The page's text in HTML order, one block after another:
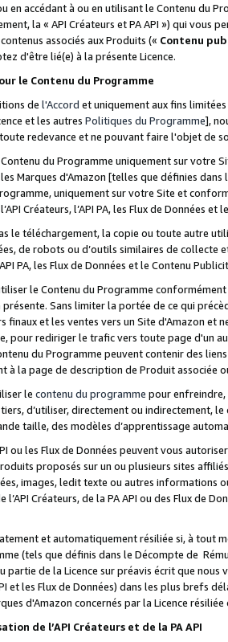
en accédant à ou en utilisant le Contenu du
la « API Créateurs et PA API ») qui vous
associés aux Produits (« Contenu
d'être lié(e) à la présente Licence.
le Contenu du Programme
de l'Accord et uniquement aux fins
et les autres Politiques du Programme],
redevance et ne pouvant faire l'objet de
du Programme uniquement sur votre
Marques d'Amazon [telles que définies dans
uniquement sur votre Site et
Créateurs, l’API PA, les Flux de Données
le téléchargement, la copie ou toute autre
de robots ou d’outils similaires de
PA, les Flux de Données et le Contenu
le Contenu du Programme
Sans limiter la portée de ce qui
finaux et les ventes vers un Site d'Amazon et
pour rediriger le trafic vers toute page d'un
du Programme peuvent contenir des
à la page de description de Produit associée
le contenu du programme pour
d’utiliser, directement ou indirectement,
taille, des modèles d’apprentissage
ou les Flux de Données peuvent vous
proposés sur un ou plusieurs sites
images, ledit texte ou autres informations
l’API Créateurs, de la PA API ou des Flux de
et automatiquement résiliée si, à
(tels que définis dans le Décompte de
partie de la Licence sur préavis écrit que
et les Flux de Données) dans les plus
d'Amazon concernés par la Licence
de l’API Créateurs et de la PA API